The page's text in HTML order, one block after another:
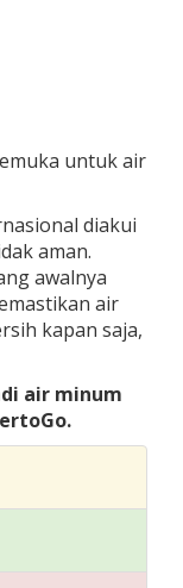
untuk air
diakui
aman.
awalnya
air
kapan saja,
air minum